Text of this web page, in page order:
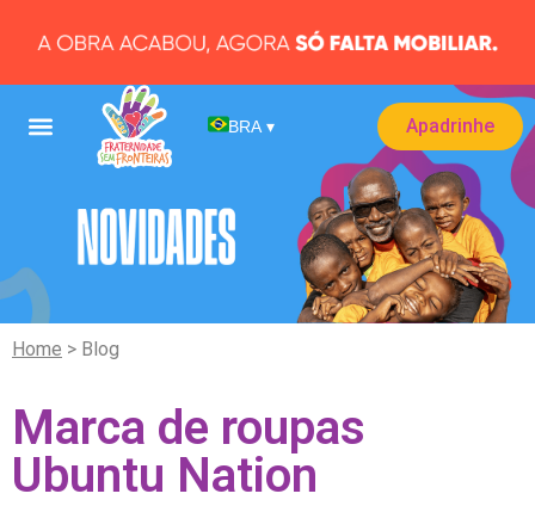
BRA ▾ Apadrinhe
Home > Blog
Marca de roupas
Ubuntu Nation